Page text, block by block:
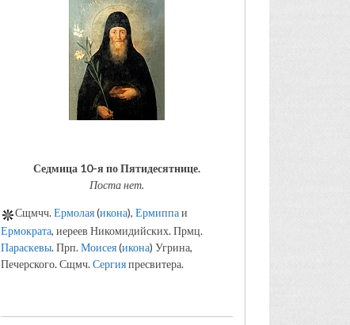
Седмица 10-я по Пятидесятнице.
Поста нет.
Сщмчч.Ермолая(икона), Ермиппаи
Ермократа, иереев Никомидийских. Прмц.
Параскевы. Прп.Моисея(икона) Угрина,
Печерского. Сщмч.Сергияпресвитера.